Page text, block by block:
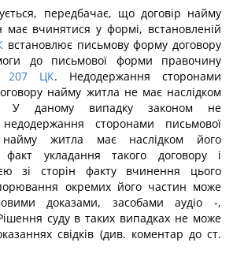
передбачає, що договір найму
вчинятися у формі, встановленій
встановлює письмову форму договору
до письмової форми правочину
207 ЦК. Недодержання сторонами
найму житла не має наслідком
У даному випадку законом не
сторонами письмової
житла має наслідком його
факт укладання такого договору і
зі сторін факту вчинення цього
окремих його частин може
доказами, засобами аудіо -,
суду в таких випадках не може
свідків (див. коментар до ст.